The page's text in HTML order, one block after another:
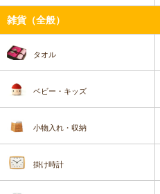
雑貨（全般）
タオル
ベビー・キッズ
小物入れ・収納
掛け時計